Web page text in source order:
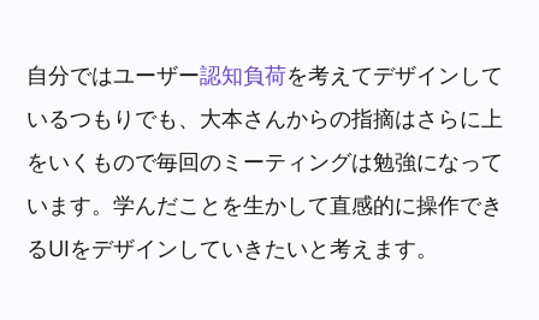
自分ではユーザー認知負荷を考えてデザインして
いるつもりでも、大本さんからの指摘はさらに上
をいくもので毎回のミーティングは勉強になって
います。学んだことを生かして直感的に操作でき
るUIをデザインしていきたいと考えます。